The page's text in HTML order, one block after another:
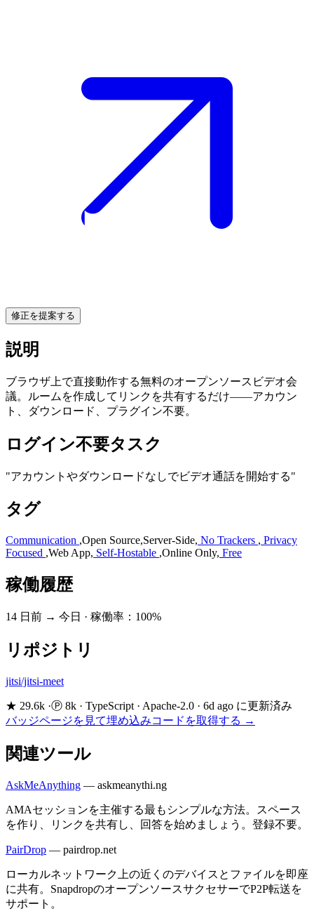
修正を提案する
説明
ブラウザ上で直接動作する無料のオープンソースビデオ会
議。ルームを作成してリンクを共有するだけ——アカウン
ト、ダウンロード、プラグイン不要。
ログイン不要タスク
"アカウントやダウンロードなしでビデオ通話を開始する"
タグ
Communication ,Open Source,Server-Side, No Trackers , Privacy
Focused ,Web App, Self-Hostable ,Online Only, Free
稼働履歴
14 日前 → 今日 · 稼働率：100%
リポジトリ
jitsi/jitsi-meet
★ 29.6k ·Ⓟ 8k · TypeScript · Apache-2.0 · 6d ago に更新済み
バッジページを見て埋め込みコードを取得する →
関連ツール
AskMeAnything — askmeanythi.ng
AMAセッションを主催する最もシンプルな方法。スペース
を作り、リンクを共有し、回答を始めましょう。登録不要。
PairDrop — pairdrop.net
ローカルネットワーク上の近くのデバイスとファイルを即座
に共有。SnapdropのオープンソースサクセサーでP2P転送を
サポート。